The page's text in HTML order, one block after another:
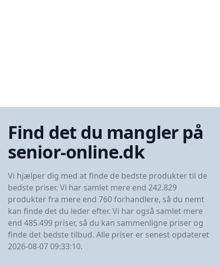
Find det du mangler på
senior-online.dk
Vi hjælper dig med at finde de bedste produkter til de
bedste priser. Vi har samlet mere end 242.829
produkter fra mere end 760 forhandlere, så du nemt
kan finde det du leder efter. Vi har også samlet mere
end 485.499 priser, så du kan sammenligne priser og
finde det bedste tilbud. Alle priser er senest opdateret
2026-08-07 09:33:10.